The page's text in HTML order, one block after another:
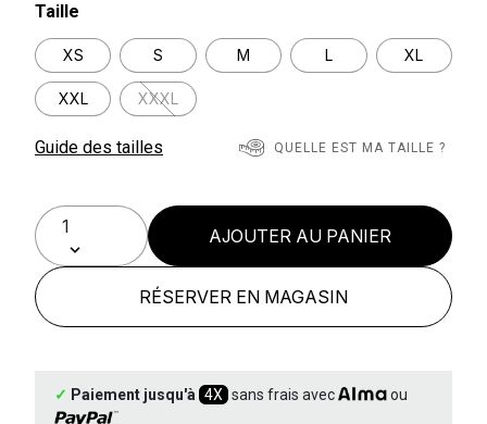
Taille
XS S M L XL
XXL XXXL
Guide des tailles QUELLE EST MA TAILLE ?
AJOUTER AU PANIER
RÉSERVER EN MAGASIN
✓ Paiement jusqu'à 4X sans frais avec ou